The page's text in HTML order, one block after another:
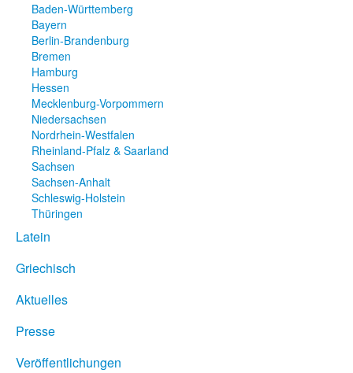
Baden-Württemberg
Bayern
Berlin-Brandenburg
Bremen
Hamburg
Hessen
Mecklenburg-Vorpommern
Niedersachsen
Nordrhein-Westfalen
Rheinland-Pfalz & Saarland
Sachsen
Sachsen-Anhalt
Schleswig-Holstein
Thüringen
Latein
Griechisch
Aktuelles
Presse
Veröffentlichungen